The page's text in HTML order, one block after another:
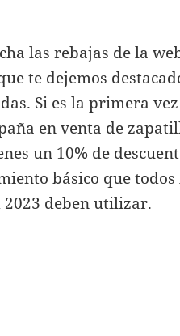
las rebajas de la
te dejemos
Si es la primera
en venta de
un 10% de
básico que
deben utilizar.